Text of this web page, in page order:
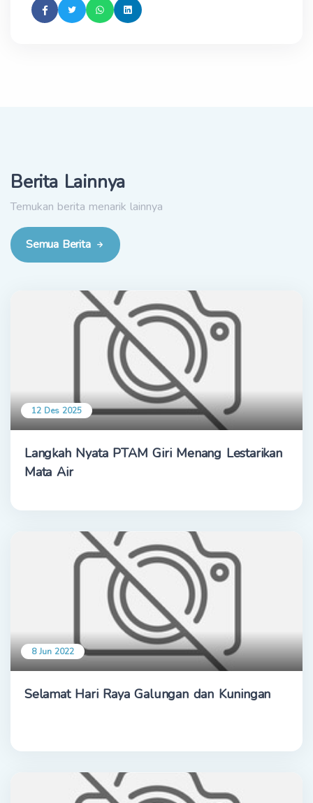
Berita Lainnya
Temukan berita menarik lainnya
Semua Berita
12 Des 2025
Langkah Nyata PTAM Giri Menang Lestarikan
Mata Air
8 Jun 2022
Selamat Hari Raya Galungan dan Kuningan